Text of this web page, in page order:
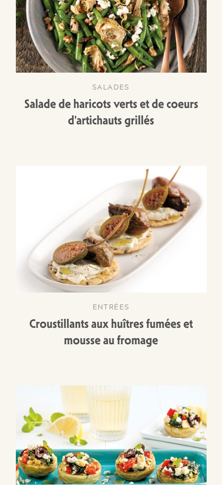
SALADES
Salade de haricots verts et de coeurs
d'artichauts grillés
ENTRÉES
Croustillants aux huîtres fumées et
mousse au fromage